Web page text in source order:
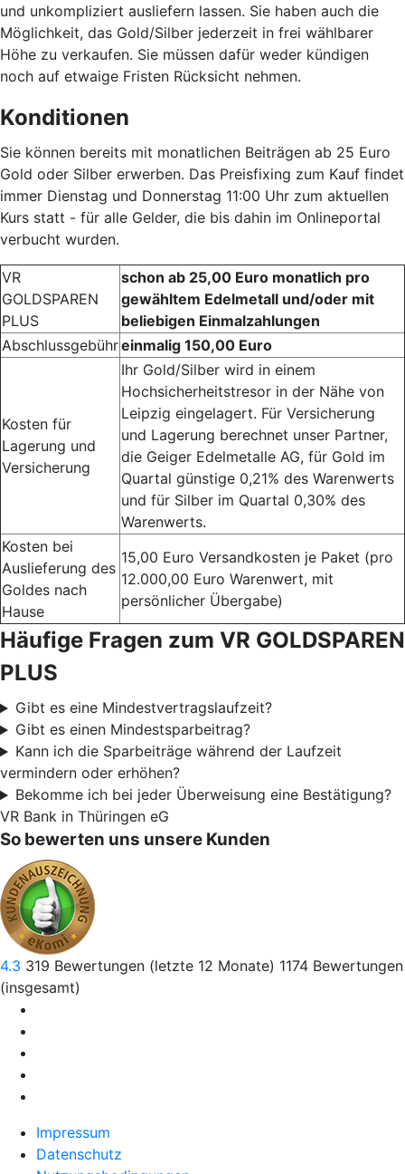
und unkompliziert ausliefern lassen. Sie haben auch die
Möglichkeit, das Gold/Silber jederzeit in frei wählbarer
Höhe zu verkaufen. Sie müssen dafür weder kündigen
noch auf etwaige Fristen Rücksicht nehmen.
Konditionen
Sie können bereits mit monatlichen Beiträgen ab 25 Euro
Gold oder Silber erwerben. Das Preisfixing zum Kauf findet
immer Dienstag und Donnerstag 11:00 Uhr zum aktuellen
Kurs statt - für alle Gelder, die bis dahin im Onlineportal
verbucht wurden.
VR
GOLDSPAREN
PLUS
schon ab 25,00 Euro monatlich pro
gewähltem Edelmetall und/oder mit
beliebigen Einmalzahlungen
Abschlussgebühreinmalig 150,00 Euro
Kosten für
Lagerung und
Versicherung
Ihr Gold/Silber wird in einem
Hochsicherheitstresor in der Nähe von
Leipzig eingelagert. Für Versicherung
und Lagerung berechnet unser Partner,
die Geiger Edelmetalle AG, für Gold im
Quartal günstige 0,21% des Warenwerts
und für Silber im Quartal 0,30% des
Warenwerts.
Kosten bei
Auslieferung des
Goldes nach
Hause
15,00 Euro Versandkosten je Paket (pro
12.000,00 Euro Warenwert, mit
persönlicher Übergabe)
Häufige Fragen zum VR GOLDSPAREN
PLUS
Gibt es eine Mindestvertragslaufzeit?
Gibt es einen Mindestsparbeitrag?
Kann ich die Sparbeiträge während der Laufzeit
vermindern oder erhöhen?
Bekomme ich bei jeder Überweisung eine Bestätigung?
VR Bank in Thüringen eG
So bewerten uns unsere Kunden
4.3 319 Bewertungen (letzte 12 Monate) 1174 Bewertungen
(insgesamt)
Impressum
Datenschutz